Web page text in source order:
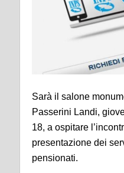
Sarà il salone
Passerini Landi,
18, a ospitare
presentazione dei
pensionati.